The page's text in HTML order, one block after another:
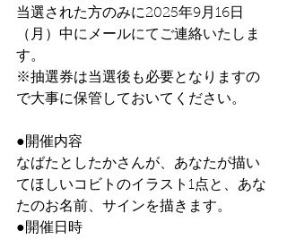
当選された方のみに2025年9月16日
（月）中にメールにてご連絡いたしま
す。
※抽選券は当選後も必要となりますの
で大事に保管しておいてください。
●開催内容
なばたとしたかさんが、あなたが描い
てほしいコビトのイラスト1点と、あな
たのお名前、サインを描きます。
●開催日時